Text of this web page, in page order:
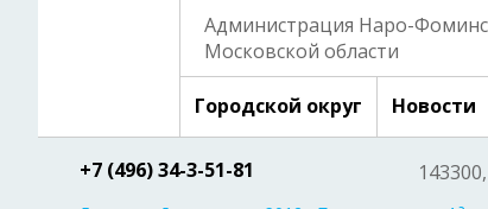
Администрация Наро-
Московской области
Городской округ Новости
+7 (496) 34-3-51-81